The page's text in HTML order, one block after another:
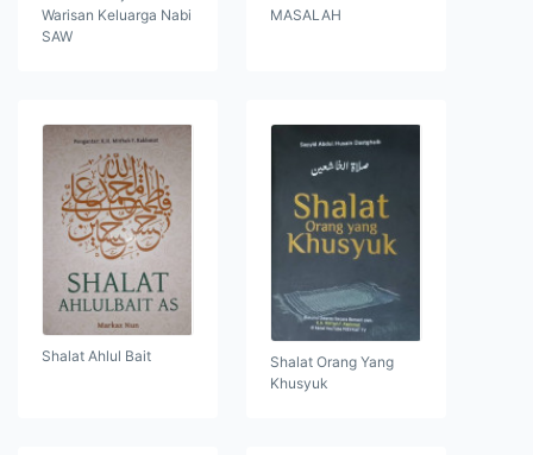
Warisan Keluarga Nabi
SAW
MASALAH
Shalat Ahlul Bait
Shalat Orang Yang
Khusyuk